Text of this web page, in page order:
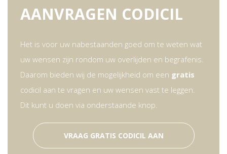
AANVRAGEN CODICIL
Het is voor uw nabestaanden goed om te weten wat
uw wensen zijn rondom uw overlijden en begrafenis.
Daarom bieden wij de mogelijkheid om een gratis
codicil aan te vragen en uw wensen vast te leggen.
Dit kunt u doen via onderstaande knop.
VRAAG GRATIS CODICIL AAN